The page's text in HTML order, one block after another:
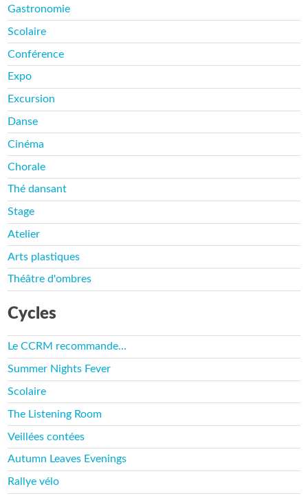
Gastronomie
Scolaire
Conférence
Expo
Excursion
Danse
Cinéma
Chorale
Thé dansant
Stage
Atelier
Arts plastiques
Théâtre d'ombres
Cycles
Le CCRM recommande…
Summer Nights Fever
Scolaire
The Listening Room
Veillées contées
Autumn Leaves Evenings
Rallye vélo